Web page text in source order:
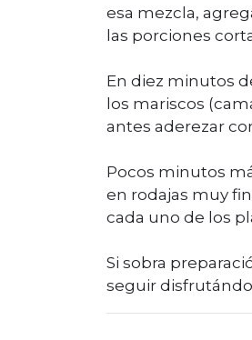
esa mezcla,
las porciones
En diez minutos
los mariscos
antes aderezar
Pocos minutos
en rodajas muy
cada uno de los
Si sobra
seguir